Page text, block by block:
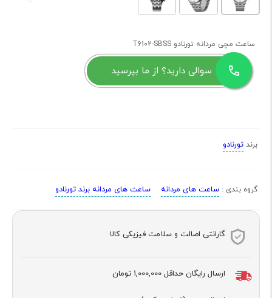
ساعت مچی مردانه تورنادو T6102-SBSS
سوالی دارید؟ از ما بپرسید
برند تورنادو
گروه بندی : ساعت های مردانه ساعت های مردانه برند تورنادو
گارانتی اصالت و سلامت فیزیکی کالا
ارسال رایگان حداقل 1,000,000 تومان